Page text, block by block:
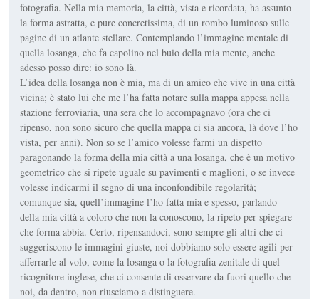
fotografia. Nella mia memoria, la città, vista e ricordata, ha assunto
la forma astratta, e pure concretissima, di un rombo luminoso sulle
pagine di un atlante stellare. Contemplando l’immagine mentale di
quella losanga, che fa capolino nel buio della mia mente, anche
adesso posso dire: io sono là.
L’idea della losanga non è mia, ma di un amico che vive in una città
vicina; è stato lui che me l’ha fatta notare sulla mappa appesa nella
stazione ferroviaria, una sera che lo accompagnavo (ora che ci
ripenso, non sono sicuro che quella mappa ci sia ancora, là dove l’ho
vista, per anni). Non so se l’amico volesse farmi un dispetto
paragonando la forma della mia città a una losanga, che è un motivo
geometrico che si ripete uguale su pavimenti e maglioni, o se invece
volesse indicarmi il segno di una inconfondibile regolarità;
comunque sia, quell’immagine l’ho fatta mia e spesso, parlando
della mia città a coloro che non la conoscono, la ripeto per spiegare
che forma abbia. Certo, ripensandoci, sono sempre gli altri che ci
suggeriscono le immagini giuste, noi dobbiamo solo essere agili per
afferrarle al volo, come la losanga o la fotografia zenitale di quel
ricognitore inglese, che ci consente di osservare da fuori quello che
noi, da dentro, non riusciamo a distinguere.